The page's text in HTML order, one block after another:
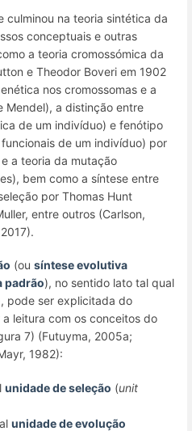
culminou na teoria sintética da
conceptuais e outras
a teoria cromossómica da
e Theodor Boveri em 1902
nos cromossomas e a
Mendel), a distinção entre
de um indivíduo) e fenótipo
de um indivíduo) por
a teoria da mutação
bem como a síntese entre
por Thomas Hunt
entre outros (Carlson,
(ou síntese evolutiva
padrão), no sentido lato tal qual
pode ser explicitada do
leitura com os conceitos do
7) (Futuyma, 2005a;
1982):
unidade de seleção (unit
unidade de evolução